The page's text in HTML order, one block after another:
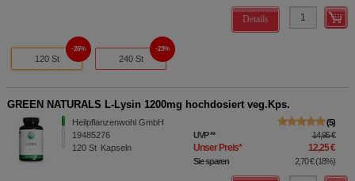
Details
120 St
26%
240 St
23%
GREEN NATURALS L-Lysin 1200mg hochdosiert veg.Kps.
Heilpflanzenwohl GmbH
19485276
120 St Kapseln
5
UVP** 14,95 €
Unser Preis* 12,25 €
Sie sparen 2,70 €(18%)